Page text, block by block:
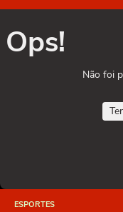
Ops!
Não foi
ESPORTES